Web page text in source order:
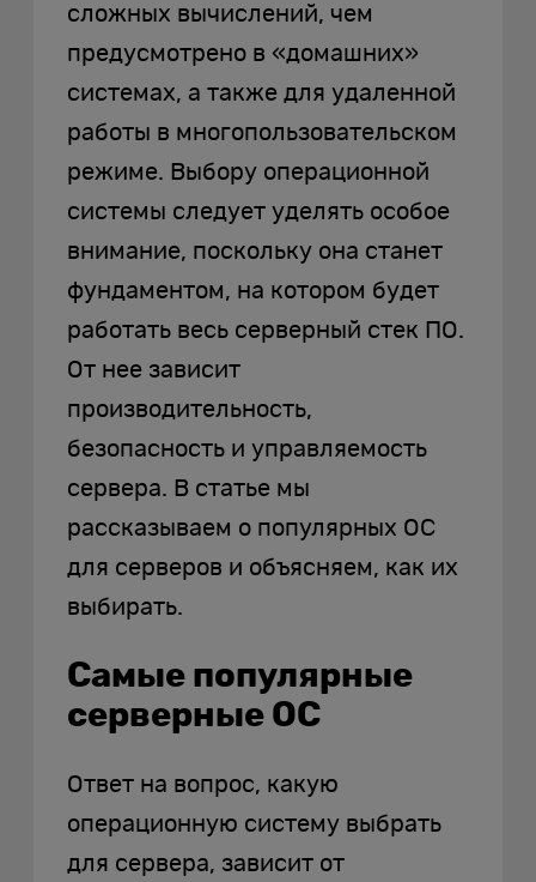
сложных вычислений, чем
предусмотрено в «домашних»
системах, а также для удаленной
работы в многопользовательском
режиме. Выбору операционной
системы следует уделять особое
внимание, поскольку она станет
фундаментом, на котором будет
работать весь серверный стек ПО.
От нее зависит
производительность,
безопасность и управляемость
сервера. В статье мы
рассказываем о популярных ОС
для серверов и объясняем, как их
выбирать.
Самые популярные
серверные ОС
Ответ на вопрос, какую
операционную систему выбрать
для сервера, зависит от